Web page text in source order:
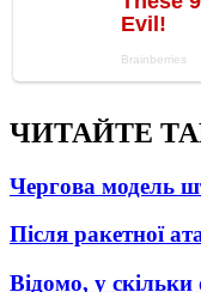
ЧИТАЙТЕ
Чергова модель
Після ракетної
Відомо, у скільки